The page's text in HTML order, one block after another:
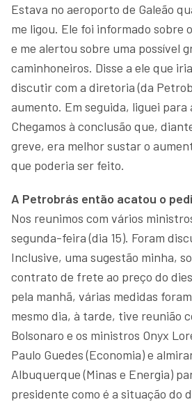
Estava no aeroporto de Galeão
me ligou. Ele foi informado sobre
e me alertou sobre uma possível
caminhoneiros. Disse a ele que
discutir com a diretoria (da
aumento. Em seguida, liguei
Chegamos à conclusão que,
greve, era melhor sustar o
que poderia ser feito.
A Petrobrás então acatou o
Nos reunimos com vários
segunda-feira (dia 15). Foram
Inclusive, uma sugestão minha,
contrato de frete ao preço do
pela manhã, várias medidas
mesmo dia, à tarde, tive reunião
Bolsonaro e os ministros Onyx
Paulo Guedes (Economia) e
Albuquerque (Minas e Energia)
presidente como é a situação do